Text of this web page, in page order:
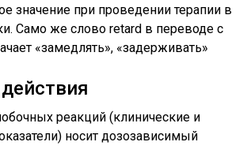
значение при проведении терапии в
Само же слово retard в переводе с
«замедлять», «задерживать»
реакций (клинические и
носит дозозависимый